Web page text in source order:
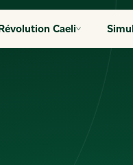
Caeli